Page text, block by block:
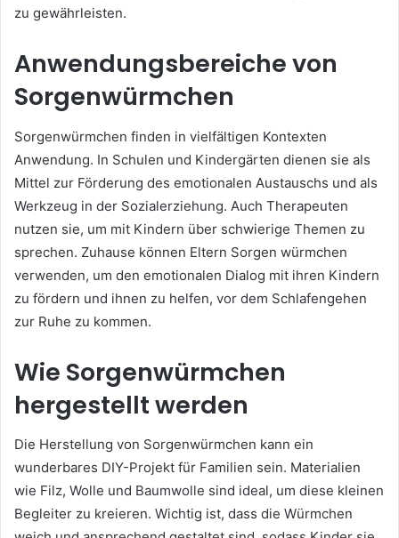
zu gewährleisten.
Anwendungsbereiche von
Sorgenwürmchen
Sorgenwürmchen finden in vielfältigen Kontexten
Anwendung. In Schulen und Kindergärten dienen sie als
Mittel zur Förderung des emotionalen Austauschs und als
Werkzeug in der Sozialerziehung. Auch Therapeuten
nutzen sie, um mit Kindern über schwierige Themen zu
sprechen. Zuhause können Eltern Sorgen würmchen
verwenden, um den emotionalen Dialog mit ihren Kindern
zu fördern und ihnen zu helfen, vor dem Schlafengehen
zur Ruhe zu kommen.
Wie Sorgenwürmchen
hergestellt werden
Die Herstellung von Sorgenwürmchen kann ein
wunderbares DIY-Projekt für Familien sein. Materialien
wie Filz, Wolle und Baumwolle sind ideal, um diese kleinen
Begleiter zu kreieren. Wichtig ist, dass die Würmchen